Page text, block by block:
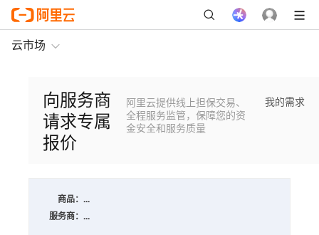
云市场
向服务商
请求专属
报价
阿里云提供线上担保交易、
全程服务监管，保障您的资
金安全和服务质量
我的需求
商品： ...
服务商： ...